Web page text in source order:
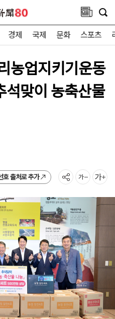
경제 국제 문화 스포츠
농업지키기운동
석맞이 농축산물
호 출처로 추가